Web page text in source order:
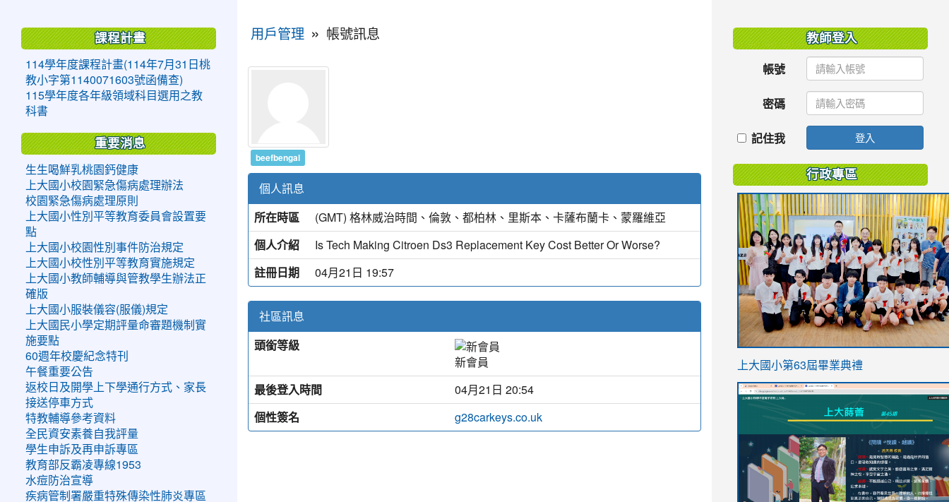
用戶管理 » 帳號訊息
beefbengal
個人訊息
所在時區
(GMT) 格林威治時間、倫敦、都柏林、里斯本、卡薩布蘭卡、蒙羅維亞
個人介紹
Is Tech Making Citroen Ds3 Replacement Key Cost Better Or Worse?
註冊日期
04月21日 19:57
社區訊息
頭銜等級
新會員
最後登入時間
04月21日 20:54
個性簽名
g28carkeys.co.uk
課程計畫
114學年度課程計畫(114年7月31日桃
教小字第1140071603號函備查)
115學年度各年級領域科目選用之教
科書
重要消息
生生喝鮮乳桃園鈣健康
上大國小校園緊急傷病處理辦法
校園緊急傷病處理原則
上大國小性別平等教育委員會設置要
點
上大國小校園性別事件防治規定
上大國小校性別平等教育實施規定
上大國小教師輔導與管教學生辦法正
確版
上大國小服裝儀容(服儀)規定
上大國民小學定期評量命審題機制實
施要點
60週年校慶紀念特刊
午餐重要公告
返校日及開學上下學通行方式、家長
接送停車方式
特教輔導參考資料
全民資安素養自我評量
學生申訴及再申訴專區
教育部反霸凌專線1953
水痘防治宣導
疾病管制署嚴重特殊傳染性肺炎專區
教師登入
帳號
密碼
記住我 登入
行政專區
link
https://sites.google.com/stes.tyc.edu.tw/
上大國小第63屆畢業典禮
link